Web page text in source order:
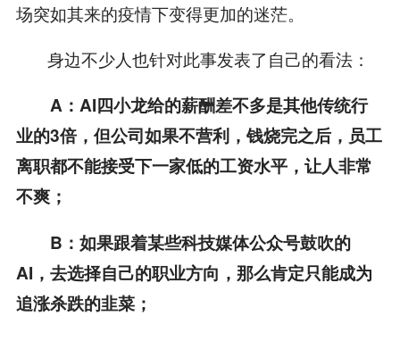
场突如其来的疫情下变得更加的迷茫。
身边不少人也针对此事发表了自己的看法：
A：AI四小龙给的薪酬差不多是其他传统行
业的3倍，但公司如果不营利，钱烧完之后，员工
离职都不能接受下一家低的工资水平，让人非常
不爽；
B：如果跟着某些科技媒体公众号鼓吹的
AI，去选择自己的职业方向，那么肯定只能成为
追涨杀跌的韭菜；